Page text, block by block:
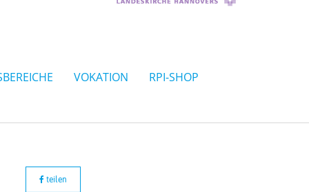
VOKATION
RPI-SHOP
teilen